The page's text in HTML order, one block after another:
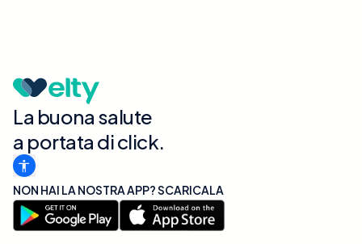
La buona salute
a portata di click.
NON HAI LA NOSTRA APP? SCARICALA